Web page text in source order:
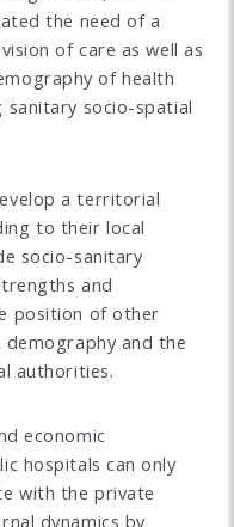
the need of a
of care as well as
of health
sanitary socio-spatial
a territorial
to their local
socio-sanitary
and
position of other
and the
authorities.
economic
hospitals can only
with the private
dynamics by